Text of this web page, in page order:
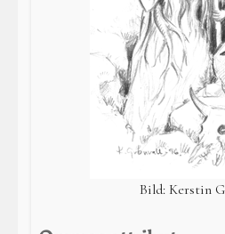
Bild: Kerstin